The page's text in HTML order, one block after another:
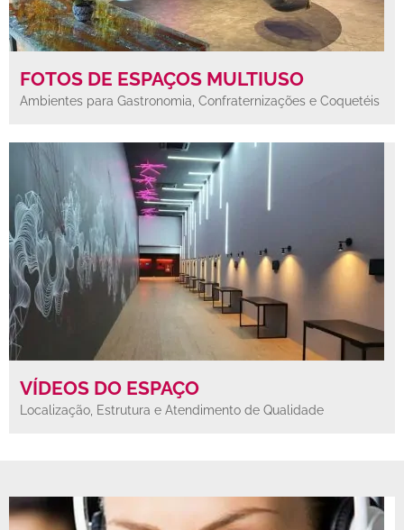
FOTOS DE ESPAÇOS MULTIUSO
Ambientes para Gastronomia, Confraternizações e Coquetéis
VÍDEOS DO ESPAÇO
Localização, Estrutura e Atendimento de Qualidade